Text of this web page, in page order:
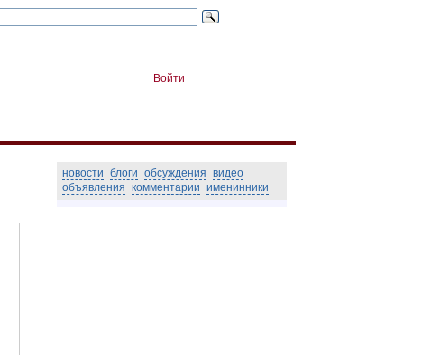
Войти
новости блоги обсуждения видео
объявления комментарии именинники